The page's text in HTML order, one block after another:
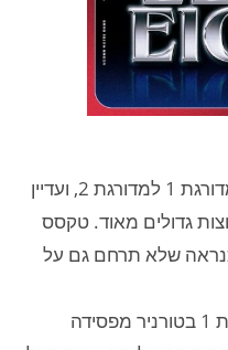
המשחק היחיד ברבע הגמר בין מדורגת 1 למדורגת 2, ועדיין
גדולים מאוד. טקסס
שלא תרחם גם על
קשה לראות את אחת מהמדורגות 1 בטורניר מפסידה